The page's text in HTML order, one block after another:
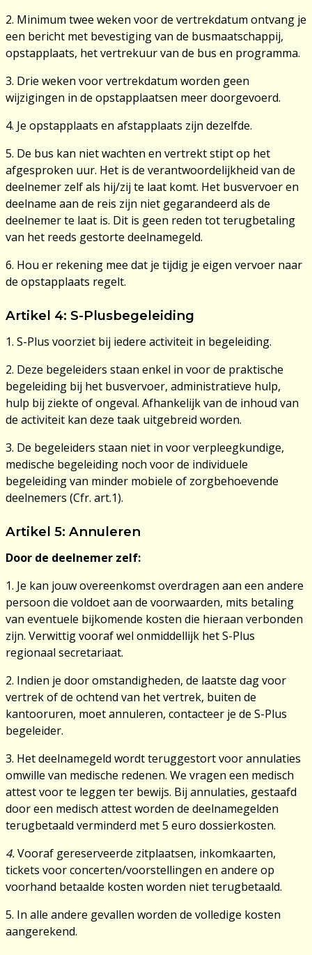
2. Minimum twee weken voor de vertrekdatum ontvang je
een bericht met bevestiging van de busmaatschappij,
opstapplaats, het vertrekuur van de bus en programma.
3. Drie weken voor vertrekdatum worden geen
wijzigingen in de opstapplaatsen meer doorgevoerd.
4. Je opstapplaats en afstapplaats zijn dezelfde.
5. De bus kan niet wachten en vertrekt stipt op het
afgesproken uur. Het is de verantwoordelijkheid van de
deelnemer zelf als hij/zij te laat komt. Het busvervoer en
deelname aan de reis zijn niet gegarandeerd als de
deelnemer te laat is. Dit is geen reden tot terugbetaling
van het reeds gestorte deelnamegeld.
6. Hou er rekening mee dat je tijdig je eigen vervoer naar
de opstapplaats regelt.
Artikel 4: S-Plusbegeleiding
1. S-Plus voorziet bij iedere activiteit in begeleiding.
2. Deze begeleiders staan enkel in voor de praktische
begeleiding bij het busvervoer, administratieve hulp,
hulp bij ziekte of ongeval. Afhankelijk van de inhoud van
de activiteit kan deze taak uitgebreid worden.
3. De begeleiders staan niet in voor verpleegkundige,
medische begeleiding noch voor de individuele
begeleiding van minder mobiele of zorgbehoevende
deelnemers (Cfr. art.1).
Artikel 5: Annuleren
Door de deelnemer zelf:
1. Je kan jouw overeenkomst overdragen aan een andere
persoon die voldoet aan de voorwaarden, mits betaling
van eventuele bijkomende kosten die hieraan verbonden
zijn. Verwittig vooraf wel onmiddellijk het S-Plus
regionaal secretariaat.
2. Indien je door omstandigheden, de laatste dag voor
vertrek of de ochtend van het vertrek, buiten de
kantooruren, moet annuleren, contacteer je de S-Plus
begeleider.
3. Het deelnamegeld wordt teruggestort voor annulaties
omwille van medische redenen. We vragen een medisch
attest voor te leggen ter bewijs. Bij annulaties, gestaafd
door een medisch attest worden de deelnamegelden
terugbetaald verminderd met 5 euro dossierkosten.
4.Vooraf gereserveerde zitplaatsen, inkomkaarten,
tickets voor concerten/voorstellingen en andere op
voorhand betaalde kosten worden niet terugbetaald.
5. In alle andere gevallen worden de volledige kosten
aangerekend.